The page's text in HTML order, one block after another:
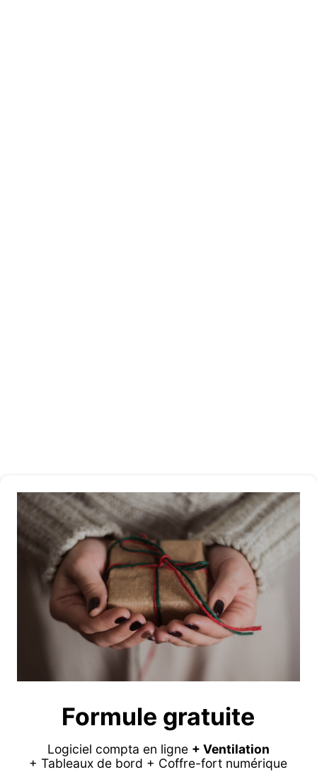
Formule gratuite
Logiciel compta en ligne + Ventilation
+ Tableaux de bord + Coffre-fort numérique